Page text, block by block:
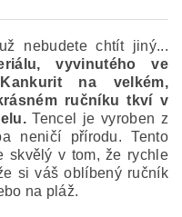
nebudete chtít jiný...
vyvinutého ve
na velkém,
ručníku tkví v
Tencel je vyroben z
neničí přírodu. Tento
skvělý v tom, že rychle
si váš oblíbený ručník
na pláž.